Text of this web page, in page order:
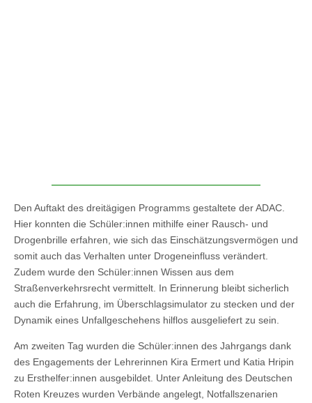
Den Auftakt des dreitägigen Programms gestaltete der ADAC.
Hier konnten die Schüler:innen mithilfe einer Rausch- und
Drogenbrille erfahren, wie sich das Einschätzungsvermögen und
somit auch das Verhalten unter Drogeneinfluss verändert.
Zudem wurde den Schüler:innen Wissen aus dem
Straßenverkehrsrecht vermittelt. In Erinnerung bleibt sicherlich
auch die Erfahrung, im Überschlagsimulator zu stecken und der
Dynamik eines Unfallgeschehens hilflos ausgeliefert zu sein.
Am zweiten Tag wurden die Schüler:innen des Jahrgangs dank
des Engagements der Lehrerinnen Kira Ermert und Katia Hripin
zu Ersthelfer:innen ausgebildet. Unter Anleitung des Deutschen
Roten Kreuzes wurden Verbände angelegt, Notfallszenarien